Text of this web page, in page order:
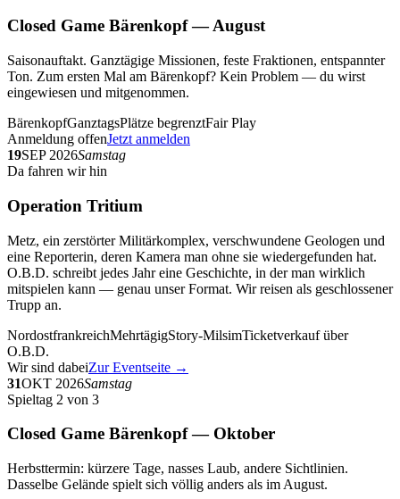
Closed Game Bärenkopf — August
Saisonauftakt. Ganztägige Missionen, feste Fraktionen, entspannter
Ton. Zum ersten Mal am Bärenkopf? Kein Problem — du wirst
eingewiesen und mitgenommen.
BärenkopfGanztagsPlätze begrenztFair Play
Anmeldung offenJetzt anmelden
19SEP 2026Samstag
Da fahren wir hin
Operation Tritium
Metz, ein zerstörter Militärkomplex, verschwundene Geologen und
eine Reporterin, deren Kamera man ohne sie wiedergefunden hat.
O.B.D. schreibt jedes Jahr eine Geschichte, in der man wirklich
mitspielen kann — genau unser Format. Wir reisen als geschlossener
Trupp an.
NordostfrankreichMehrtägigStory-MilsimTicketverkauf über
O.B.D.
Wir sind dabeiZur Eventseite →
31OKT 2026Samstag
Spieltag 2 von 3
Closed Game Bärenkopf — Oktober
Herbsttermin: kürzere Tage, nasses Laub, andere Sichtlinien.
Dasselbe Gelände spielt sich völlig anders als im August.